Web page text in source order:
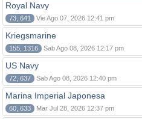
Royal Navy
73, 641 Vie Ago 07, 2026 12:41 pm
Kriegsmarine
155, 1316 Sab Ago 08, 2026 12:17 pm
US Navy
72, 637 Sab Ago 08, 2026 12:40 pm
Marina Imperial Japonesa
60, 633 Mar Jul 28, 2026 12:37 pm